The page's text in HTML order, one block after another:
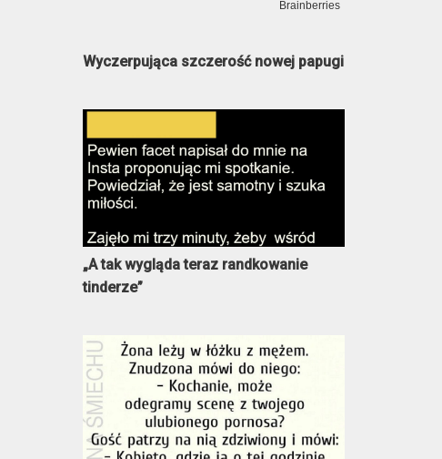
Wyczerpująca szczerość nowej papugi
„A tak wygląda teraz randkowanie
tinderze”